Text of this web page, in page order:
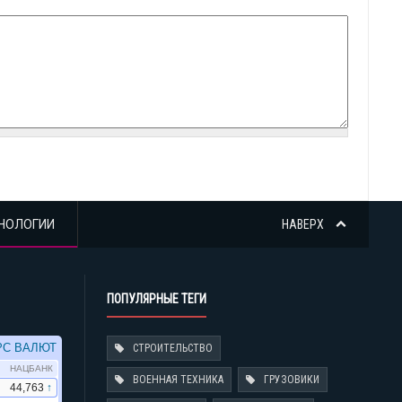
НАВЕРХ
ПОПУЛЯРНЫЕ ТЕГИ
СТРОИТЕЛЬСТВО
ВОЕННАЯ ТЕХНИКА ГРУЗОВИКИ